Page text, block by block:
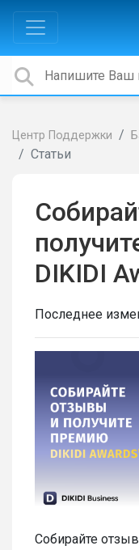
Центр Поддержки
Статьи
DIKIDI
Последнее
Собирайте